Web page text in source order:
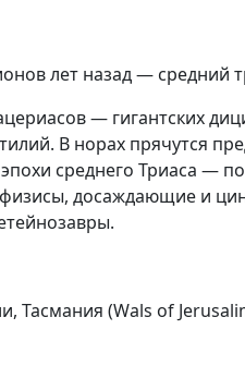
лет назад —
— гигантских
В норах прячутся
среднего Триаса —
досаждающие и
Тасмания (Wals of